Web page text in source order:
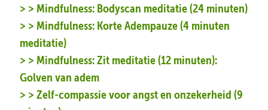
> > Mindfulness: Bodyscan meditatie (24 minuten)
> > Mindfulness: Korte Adempauze (4 minuten
meditatie)
> > Mindfulness: Zit meditatie (12 minuten):
Golven van adem
> > Zelf-compassie voor angst en onzekerheid (9